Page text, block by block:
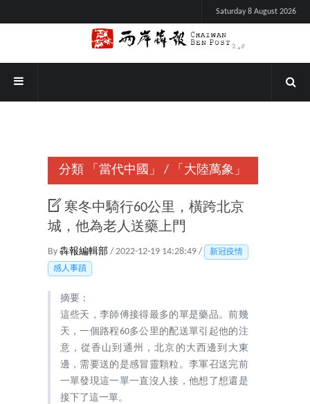
Saturday 8 August 2026
分類 「當代中國」 / 「大陸萬象」
寒冬中騎行60公里，橫跨北京
城，他為老人送藥上門
By 犇報編輯部 / 2022-12-19 14:28:49 /
新冠疫情
感人事蹟
摘要：
這些天，李師傅接得最多的單是藥品。前幾
天，一個路程60多公里的配送單引起他的注
意，從香山到通州，北京的大西邊到大東
邊，需要送的是感冒靈顆粒。李軍召送完前
一單發現這一單一直沒人接，他想了想還是
接下了這一單。